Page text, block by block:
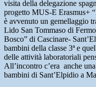
visita della delegazione
progetto MUS-E Erasmus+
è avvenuto un gemellaggio
Lido San Tommaso di
Bosco” di Cascinare-
bambini della classe 3ª e
delle attività laboratoriali
All’incontro c’era anche
bambini di Sant’Elpidio a